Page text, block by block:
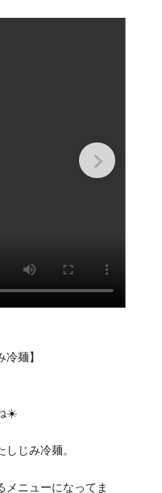
麺】
☀️
じみ冷麺。
メニューになってま